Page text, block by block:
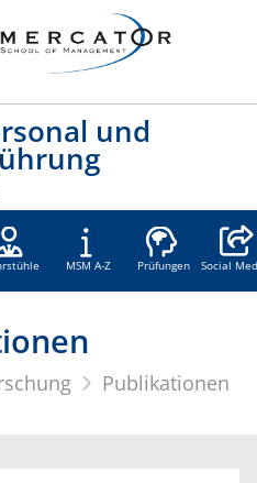
und
MSM A-Z Prüfungen Social
Publikationen